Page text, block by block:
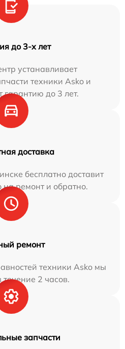
до 3-х лет
устанавливает
техники Asko и
гарантию до 3 лет.
доставка
бесплатно доставит
на ремонт и обратно.
ремонт
техники Asko мы
течение 2 часов.
запчасти